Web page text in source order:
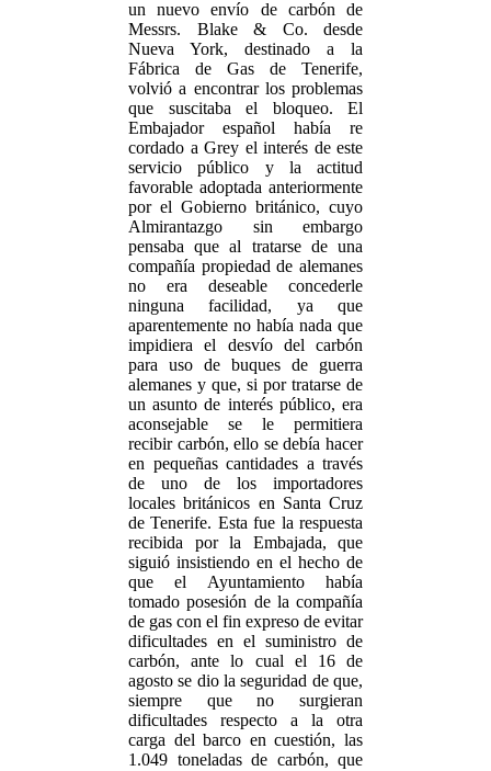
un nuevo envío de carbón de
Messrs. Blake & Co. desde
Nueva York, destinado a la
Fábrica de Gas de Tenerife,
volvió a encontrar los problemas
que suscitaba el bloqueo. El
Embajador español había re
cordado a Grey el interés de este
servicio público y la actitud
favorable adoptada anteriormente
por el Gobierno británico, cuyo
Almirantazgo sin embargo
pensaba que al tratarse de una
compañía propiedad de alemanes
no era deseable concederle
ninguna facilidad, ya que
aparentemente no había nada que
impidiera el desvío del carbón
para uso de buques de guerra
alemanes y que, si por tratarse de
un asunto de interés público, era
aconsejable se le permitiera
recibir carbón, ello se debía hacer
en pequeñas cantidades a través
de uno de los importadores
locales británicos en Santa Cruz
de Tenerife. Esta fue la respuesta
recibida por la Embajada, que
siguió insistiendo en el hecho de
que el Ayuntamiento había
tomado posesión de la compañía
de gas con el fin expreso de evitar
dificultades en el suministro de
carbón, ante lo cual el 16 de
agosto se dio la seguridad de que,
siempre que no surgieran
dificultades respecto a la otra
carga del barco en cuestión, las
1.049 toneladas de carbón, que